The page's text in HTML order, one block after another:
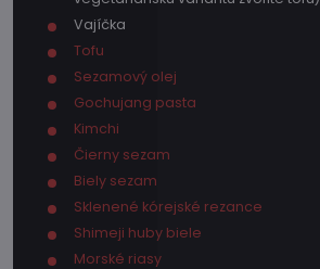
Vajíčka
Tofu
Sezamový olej
Gochujang pasta
Kimchi
Čierny sezam
Biely sezam
Sklenené kórejské rezance
Shimeji huby biele
Morské riasy